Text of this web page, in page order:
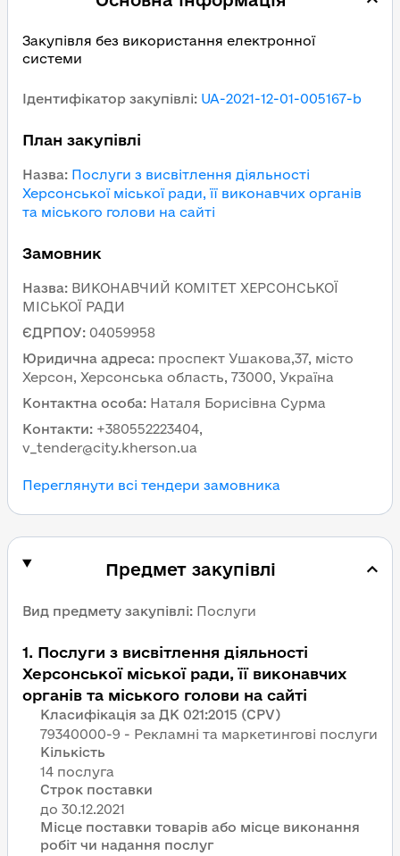
Закупівля без використання електронної
системи
Ідентифікатор закупівлі: UA-2021-12-01-005167-b
План закупівлі
Назва: Послуги з висвітлення діяльності
Херсонської міської ради, її виконавчих органів
та міського голови на сайті
Замовник
Назва: ВИКОНАВЧИЙ КОМІТЕТ ХЕРСОНСЬКОЇ
МІСЬКОЇ РАДИ
ЄДРПОУ: 04059958
Юридична адреса: проспект Ушакова,37, місто
Херсон, Херсонська область, 73000, Україна
Контактна особа: Наталя Борисівна Сурма
Контакти: +380552223404,
v_tender@city.kherson.ua
Переглянути всі тендери замовника
Предмет закупівлі
Вид предмету закупівлі: Послуги
1. Послуги з висвітлення діяльності
Херсонської міської ради, її виконавчих
органів та міського голови на сайті
Класифікація за ДК 021:2015 (CPV)
79340000-9 - Рекламні та маркетингові послуги
Кількість
14 послуга
Строк поставки
Місце поставки товарів або місце виконання
робіт чи надання послуг